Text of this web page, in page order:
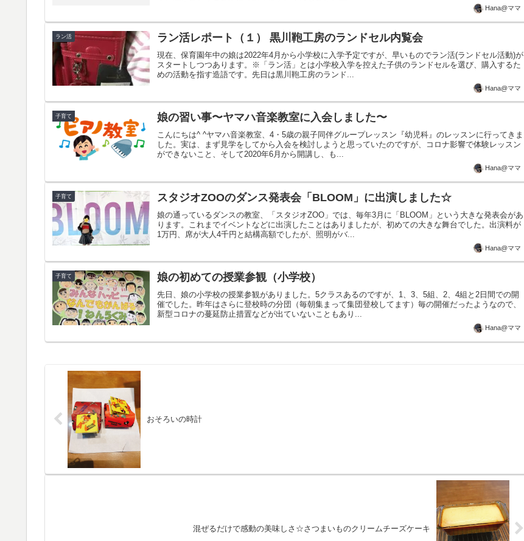
Hana@ママ
ラン活 ラン活レポート（１） 黒川鞄工房のランドセル内覧会
現在、保育園年中の娘は2022年4月から小学校に入学予定ですが、早いものでラン活(ランドセル活動)が
スタートしつつあります。※「ラン活」とは小学校入学を控えた子供のランドセルを選び、購入するた
めの活動を指す造語です。先日は黒川鞄工房のランド...
Hana@ママ
子育て 娘の習い事〜ヤマハ音楽教室に入会しました〜
こんにちは^ ^ヤマハ音楽教室、4・5歳の親子同伴グループレッスン『幼児科』のレッスンに行ってきま
した。実は、まず見学をしてから入会を検討しようと思っていたのですが、コロナ影響で体験レッスン
ができないこと、そして2020年6月から開講し、も...
Hana@ママ
子育て スタジオZOOのダンス発表会「BLOOM」に出演しました☆
娘の通っているダンスの教室、「スタジオZOO」では、毎年3月に「BLOOM」という大きな発表会があ
ります。これまでイベントなどに出演したことはありましたが、初めての大きな舞台でした。出演料が
1万円、席が大人4千円と結構高額でしたが、照明がバ...
Hana@ママ
子育て 娘の初めての授業参観（小学校）
先日、娘の小学校の授業参観がありました。5クラスあるのですが、1、3、5組、2、4組と2日間での開
催でした。昨年はさらに登校時の分団（毎朝集まって集団登校してます）毎の開催だったようなので、
新型コロナの蔓延防止措置などが出ていないこともあり...
Hana@ママ
おそろいの時計
混ぜるだけで感動の美味しさ☆さつまいものクリームチーズケーキ